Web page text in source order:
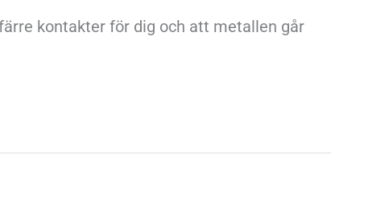
kontakter för dig och att metallen går